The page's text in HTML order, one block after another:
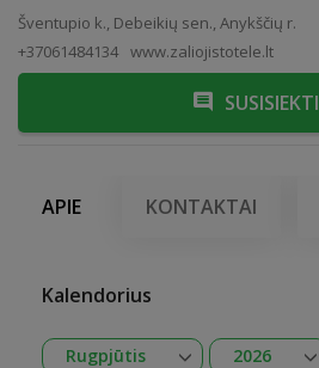
Šventupio k., Debeikių sen., Anykščių r.
+37061484134 www.zaliojistotele.lt
SUSISIEKTI
APIE KONTAKTAI
Kalendorius
Rugpjūtis
Atidaryti
2026
Atidaryti